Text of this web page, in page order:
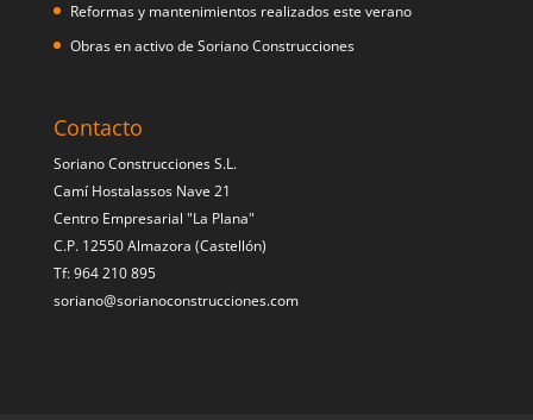
Reformas y mantenimientos realizados este verano
Obras en activo de Soriano Construcciones
Contacto
Soriano Construcciones S.L.
Camí Hostalassos Nave 21
Centro Empresarial "La Plana"
C.P. 12550 Almazora (Castellón)
Tf: 964 210 895
soriano@sorianoconstrucciones.com